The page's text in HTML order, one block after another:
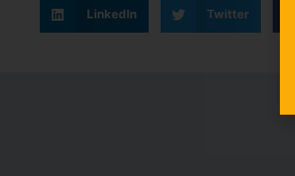
LinkedIn Twitter